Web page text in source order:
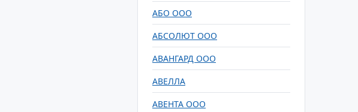
АБО ООО
АБСОЛЮТ ООО
АВАНГАРД ООО
АВЕЛЛА
АВЕНТА ООО